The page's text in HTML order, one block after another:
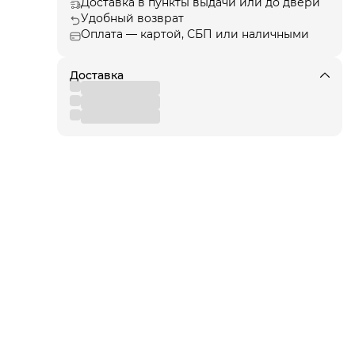
Удобный возврат
Оплата — картой, СБП или наличными
Доставка